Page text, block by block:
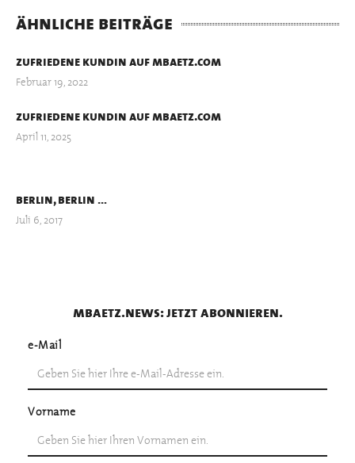
ähnliche beiträge
zufriedene kundin auf mbaetz.com
Februar 19, 2022
zufriedene kundin auf mbaetz.com
April 11, 2025
berlin, berlin …
Juli 6, 2017
mbaetz.news: jetzt abonnieren.
e-Mail
Vorname